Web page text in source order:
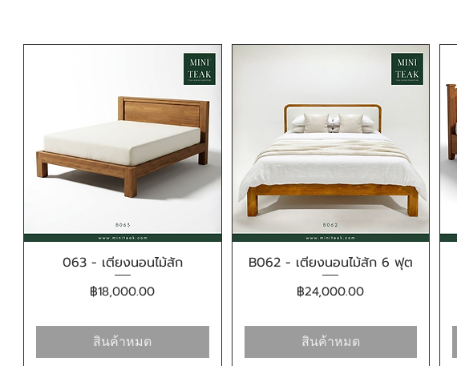
ดูข้อมูลด่วน
063 - เตียงนอนไม้สัก
ราคา
฿18,000.00
สินค้าหมด
ดูข้อมูลด่วน
B062 - เตียงนอนไม้สัก 6 ฟุต
ราคา
฿24,000.00
สินค้าหมด